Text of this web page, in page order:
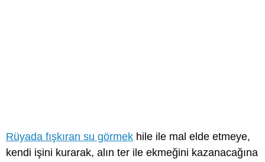
Rüyada fışkıran su görmek hile ile mal elde etmeye,
kendi işini kurarak, alın ter ile ekmeğini kazanacağına